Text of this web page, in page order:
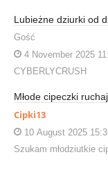
Lubieżne dziurki od
Gość
4 November 2025
CYBERLYCRUSH
Młode cipeczki
Cipki13
10 August 2025
Szukam młodziutkie